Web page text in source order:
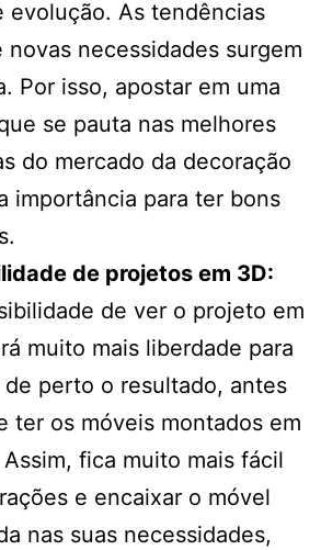
evolução. As tendências
novas necessidades surgem
Por isso, apostar em uma
se pauta nas melhores
do mercado da decoração
importância para ter bons
de projetos em 3D:
de ver o projeto em
muito mais liberdade para
perto o resultado, antes
ter os móveis montados em
Assim, fica muito mais fácil
e encaixar o móvel
nas suas necessidades,